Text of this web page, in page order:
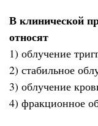
В клинической
относят
1) облучение
2) стабильное
3) облучение
4) фракционное